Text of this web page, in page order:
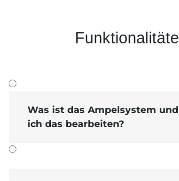
Was ist das Ampelsystem
ich das bearbeiten?